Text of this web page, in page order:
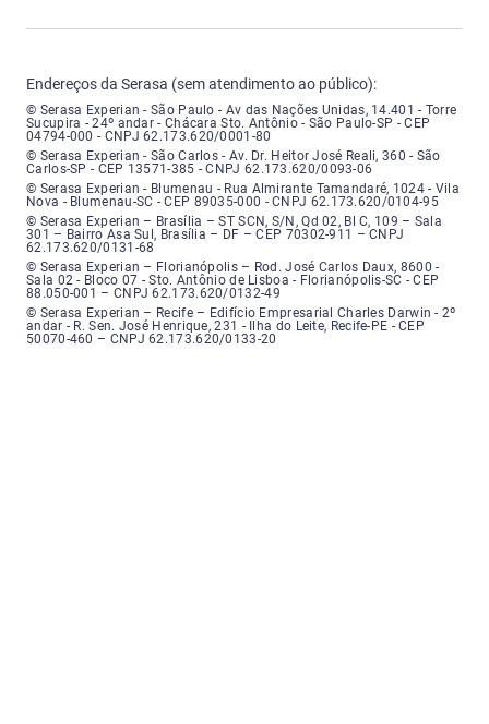
Endereços da Serasa (sem atendimento ao público):
Serasa Experian - São Paulo - Endereço: Avenida das Nações Unidas,
© Serasa Experian - São Paulo - Av das Nações Unidas, 14.401 - Torre
Sucupira - 24º andar - Chácara Sto. Antônio - São Paulo-SP - CEP
04794-000 - CNPJ 62.173.620/0001-80
Serasa Experian - São Carlos - Endereço: Avenida Doutor Heitor José
© Serasa Experian - São Carlos - Av. Dr. Heitor José Reali, 360 - São
Carlos-SP - CEP 13571-385 - CNPJ 62.173.620/0093-06
Serasa Experian - Blumenau - Endereço: Rua Almirante Tamandaré,
© Serasa Experian - Blumenau - Rua Almirante Tamandaré, 1024 - Vila
Nova - Blumenau-SC - CEP 89035-000 - CNPJ 62.173.620/0104-95
Serasa Experian - Brasília, Endereço: Setor Comercial Norte, sem
© Serasa Experian – Brasília – ST SCN, S/N, Qd 02, Bl C, 109 – Sala
301 – Bairro Asa Sul, Brasília – DF – CEP 70302-911 – CNPJ
62.173.620/0131-68
Serasa Experian - Florianópolis, Endereço: Rodovia José Carlos, número
© Serasa Experian – Florianópolis – Rod. José Carlos Daux, 8600 -
Sala 02 - Bloco 07 - Sto. Antônio de Lisboa - Florianópolis-SC - CEP
88.050-001 – CNPJ 62.173.620/0132-49
Serasa Experian - Recife, Endereço: Edifício Empresarial Charles Darwin,
© Serasa Experian – Recife – Edifício Empresarial Charles Darwin - 2º
andar - R. Sen. José Henrique, 231 - Ilha do Leite, Recife-PE - CEP
50070-460 – CNPJ 62.173.620/0133-20